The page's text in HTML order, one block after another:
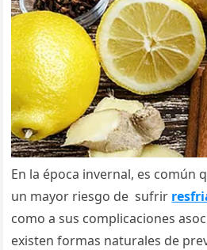
En la época invernal, es común
un mayor riesgo de sufrir
como a sus complicaciones
existen formas naturales de